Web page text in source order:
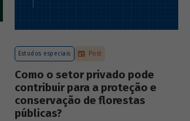
Estudos especiais Post
Como o setor privado pode
contribuir para a proteção e
conservação de florestas
públicas?